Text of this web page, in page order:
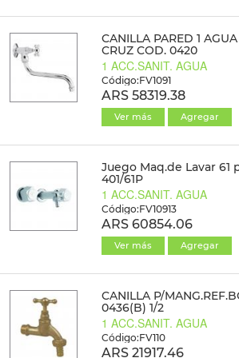
CANILLA PARED 1 AGUA
CRUZ COD. 0420
1 ACC.SANIT. AGUA
Código:FV1091
ARS 58319.38
Ver más Agregar
Juego Maq.de Lavar 61
401/61P
1 ACC.SANIT. AGUA
Código:FV10913
ARS 60854.06
Ver más Agregar
CANILLA P/
0436(B) 1/2
1 ACC.SANIT. AGUA
Código:FV110
ARS 21917.46